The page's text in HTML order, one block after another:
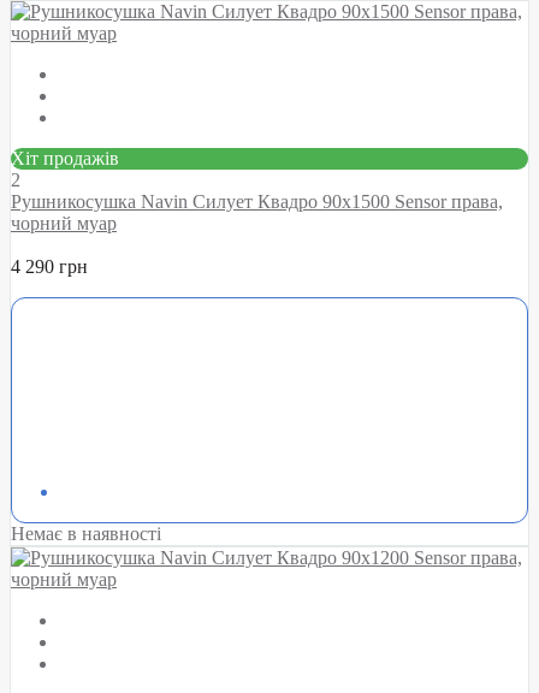
Хіт продажів
2
Рушникосушка Navin Силует Квадро 90х1500 Sensor права,
чорний муар
4 290 грн
Немає в наявності